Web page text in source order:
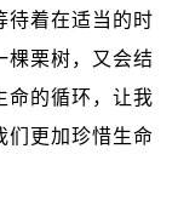
待着在适当的时
棵栗树，又会结
命的循环，让我
们更加珍惜生命